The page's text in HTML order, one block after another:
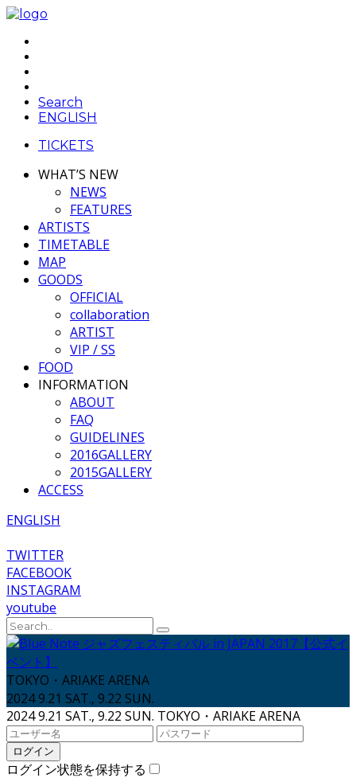
Search
ENGLISH
TICKETS
WHAT’S NEW
NEWS
FEATURES
ARTISTS
TIMETABLE
MAP
GOODS
OFFICIAL
collaboration
ARTIST
VIP / SS
FOOD
INFORMATION
ABOUT
FAQ
GUIDELINES
2016GALLERY
2015GALLERY
ACCESS
ENGLISH
TWITTER
FACEBOOK
INSTAGRAM
youtube
TOKYO・ARIAKE ARENA
2024 9.21 SAT., 9.22 SUN.
2024 9.21 SAT., 9.22 SUN. TOKYO・ARIAKE ARENA
ログイン状態を保持する